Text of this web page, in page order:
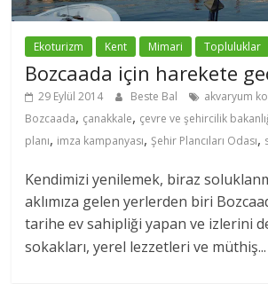
Ekoturizm Kent Mimari Topluluklar
Bozcaada için harekete
29 Eylül 2014 Beste Bal akvaryum
Bozcaada, çanakkale, çevre ve şehircilik
planı, imza kampanyası,Şehir Plancıları Odası,
Kendimizi yenilemek, biraz
aklımıza gelen yerlerden biri
tarihe ev sahipliği yapan ve izlerini
sokakları, yerel lezzetleri ve müthiş...